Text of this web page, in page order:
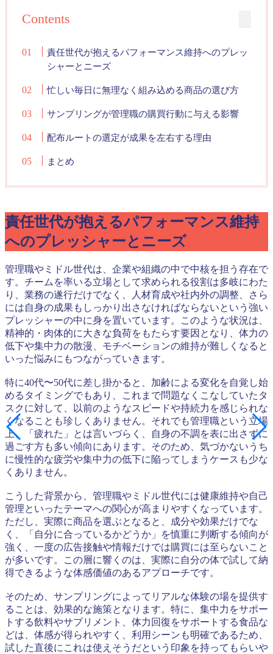
Contents
責任世代が抱えるパフォーマンス維持へのプレッ
シャーとニーズ
忙しい毎日に無理なく組み込める商品の選び方
サンプリングが管理職の購買行動に与える影響
配布ルートの選定が成果を左右する理由
まとめ
責任世代が抱えるパフォーマンス維持
へのプレッシャーとニーズ
管理職やミドル世代は、企業や組織の中で中核を担う存在で
す。チームを率いる立場として求められる役割は多岐にわた
り、業務の遂行だけでなく、人材育成や社内外の調整、さら
には自身の成果もしっかり出さなければならないという強い
プレッシャーの中に身を置いています。このような状況は、
精神的・肉体的に大きな負荷をもたらす要因となり、体力の
低下や集中力の散漫、モチベーションの維持が難しくなると
いった悩みにもつながっていきます。
特に40代〜50代に差し掛かると、加齢による変化を自覚し始
めるタイミングでもあり、これまで問題なくこなしていたタ
スクに対して、以前のようなスピードや持続力を感じられな
くなることも珍しくありません。それでも管理職という立場
上、「疲れた」とは言いづらく、自身の不調を表に出さずに
過ごす方も多い傾向にあります。そのため、気づかないうち
に慢性的な疲労や集中力の低下に陥ってしまうケースも少な
くありません。
こうした背景から、管理職やミドル世代には健康維持や自己
管理といったテーマへの関心が高まりやすくなっています。
ただし、実際に商品を選ぶとなると、成分や効果だけでな
く、「自分に合っているかどうか」を慎重に判断する傾向が
強く、一度の広告接触や情報だけでは購買には至らないこと
が多いです。この層に響くのは、実際に自分の体で試して納
得できるような体感価値のあるアプローチです。
そのため、サンプリングによってリアルな体験の場を提供す
ることは、効果的な施策となります。特に、集中力をサポー
トする飲料やサプリメント、体力回復をサポートする食品な
どは、体感が得られやすく、利用シーンも明確であるため、
試した直後にこれは使えそうだという印象を持ってもらいや